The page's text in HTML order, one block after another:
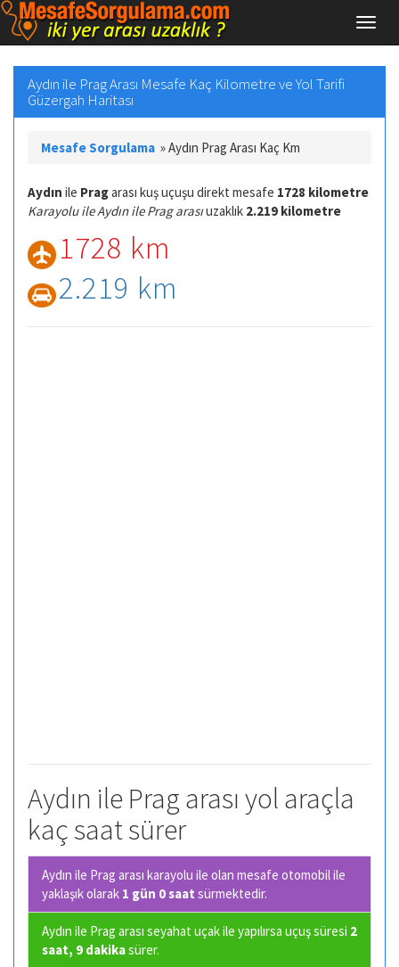
Aydın ile Prag Arası Mesafe Kaç Kilometre ve Yol Tarifi
Güzergah Haritası
Mesafe Sorgulama »Aydın Prag Arası Kaç Km
Aydın ile Pragarası kuş uçuşu direkt mesafe 1728 kilometre
Karayolu ile Aydın ile Prag arasıuzaklık 2.219 kilometre
1728 km
2.219 km
Aydın ile Prag arası yol araçla
kaç saat sürer
Aydın ile Prag arası karayolu ile olan mesafe otomobil ile
yaklaşık olarak 1 gün 0 saat sürmektedir.
Aydın ile Prag arası seyahat uçak ile yapılırsa uçuş süresi 2
saat, 9 dakikasürer.